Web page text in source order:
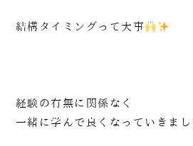
結構タイミングって大事
経験の有無に関係なく
一緒に学んで良くなっていきまし